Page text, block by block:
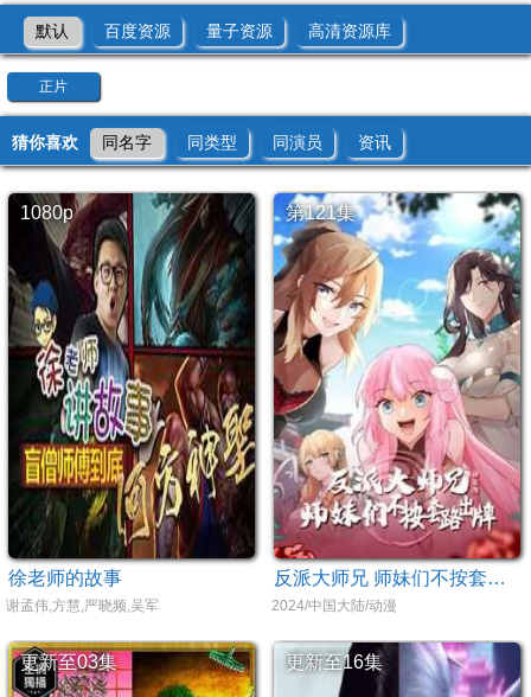
默认 百度资源 量子资源 高清资源库
正片
猜你喜欢 同名字 同类型 同演员 资讯
1080p
徐老师的故事
谢孟伟,方慧,严晓频,吴军
第121集
反派大师兄 师妹们不按套路出牌·动态漫画
2024/中国大陆/动漫
更新至03集 更新至16集